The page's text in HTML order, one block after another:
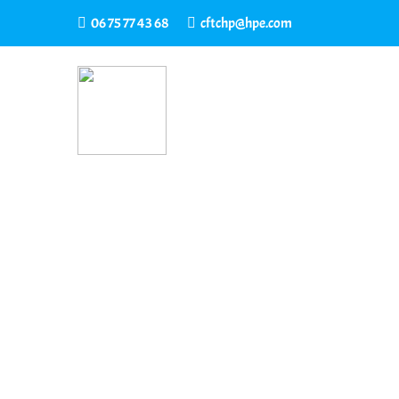
06 75 77 43 68 cftchp@hpe.com